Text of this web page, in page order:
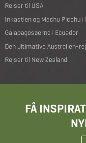
Rejser til USA
Inkastien og Machu Picchu i
Galapagosøerne i Ecuador
Den ultimative Australien-
Rejser til New Zealand
FÅ